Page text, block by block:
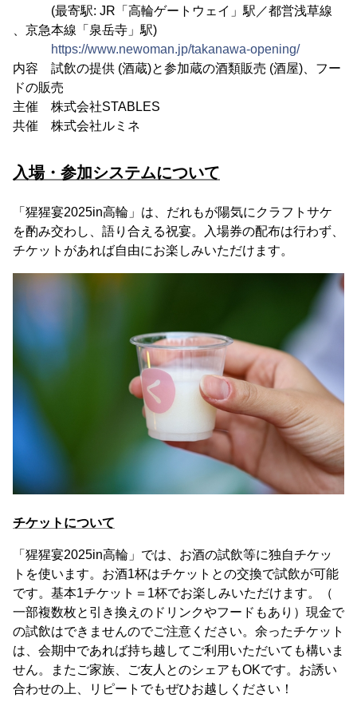
(最寄駅: JR「高輪ゲートウェイ」駅／都営浅草線
、京急本線「泉岳寺」駅)
https://www.newoman.jp/takanawa-opening/
内容 試飲の提供 (酒蔵)と参加蔵の酒類販売 (酒屋)、フー
ドの販売
主催 株式会社STABLES
共催 株式会社ルミネ
入場・参加システムについて
「猩猩宴2025in高輪」は、だれもが陽気にクラフトサケ
を酌み交わし、語り合える祝宴。入場券の配布は行わず、
チケットがあれば自由にお楽しみいただけます。
チケットについて
「猩猩宴2025in高輪」では、お酒の試飲等に独自チケッ
トを使います。お酒1杯はチケットとの交換で試飲が可能
です。基本1チケット＝1杯でお楽しみいただけます。（
一部複数枚と引き換えのドリンクやフードもあり）現金で
の試飲はできませんのでご注意ください。余ったチケット
は、会期中であれば持ち越してご利用いただいても構いま
せん。またご家族、ご友人とのシェアもOKです。お誘い
合わせの上、リピートでもぜひお越しください！